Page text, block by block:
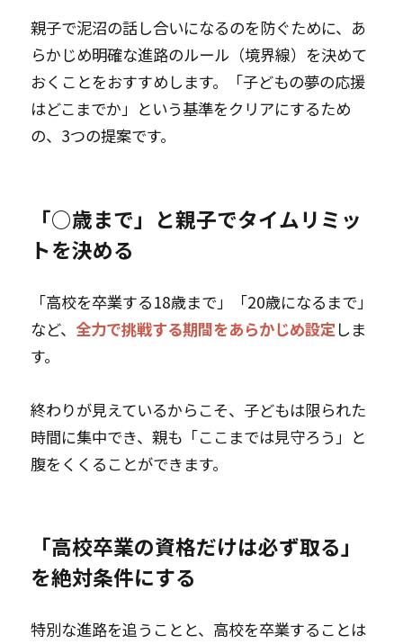
親子で泥沼の話し合いになるのを防ぐために、あ
らかじめ明確な進路のルール（境界線）を決めて
おくことをおすすめします。「子どもの夢の応援
はどこまでか」という基準をクリアにするため
の、3つの提案です。
「○歳まで」と親子でタイムリミッ
トを決める
「高校を卒業する18歳まで」「20歳になるまで」
など、 全力で挑戦する期間をあらかじめ設定 しま
す。
終わりが見えているからこそ、子どもは限られた
時間に集中でき、親も「ここまでは見守ろう」と
腹をくくることができます。
「高校卒業の資格だけは必ず取る」
を絶対条件にする
特別な進路を追うことと、高校を卒業することは